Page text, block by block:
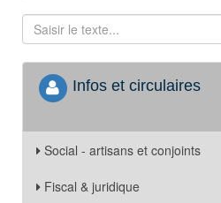
Infos et circulaires
Social - artisans et conjoints
Fiscal & juridique